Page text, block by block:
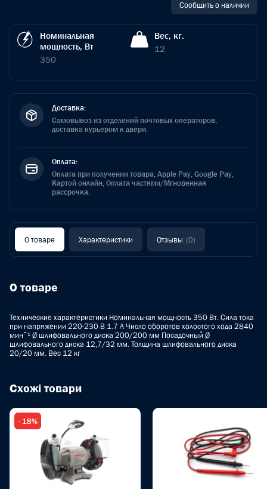
Сообщить о наличии
Номинальная
мощность, Вт
350
Вес, кг.
12
Доставка:
Самовывоз из отделений почтовых операторов,
доставка курьером к двери.
Оплата:
Оплата при получении товара, Apple Pay, Google Pay,
Картой онлайн, Оплата частями/Мгновенная
рассрочка.
О товаре Характеристики Отзывы (0)
О товаре
Технические характеристики Номинальная мощность 350 Вт. Сила тока
при напряжении 220-230 В 1.7 A Число оборотов холостого хода 2840
минˉ¹ Ø шлифовального диска 200/200 мм Посадочный Ø
шлифовального диска 12,7/32 мм. Толщина шлифовального диска
20/20 мм. Вес 12 кг
Схожі товари
- 18%